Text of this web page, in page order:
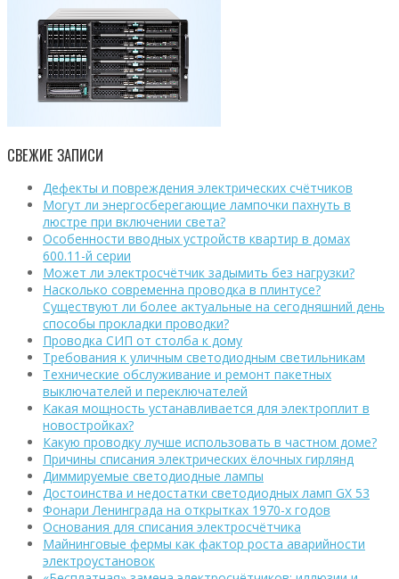
СВЕЖИЕ ЗАПИСИ
Дефекты и повреждения электрических счётчиков
Могут ли энергосберегающие лампочки пахнуть в
люстре при включении света?
Особенности вводных устройств квартир в домах
600.11-й серии
Может ли электросчётчик задымить без нагрузки?
Насколько современна проводка в плинтусе?
Существуют ли более актуальные на сегодняшний день
способы прокладки проводки?
Проводка СИП от столба к дому
Требования к уличным светодиодным светильникам
Технические обслуживание и ремонт пакетных
выключателей и переключателей
Какая мощность устанавливается для электроплит в
новостройках?
Какую проводку лучше использовать в частном доме?
Причины списания электрических ёлочных гирлянд
Диммируемые светодиодные лампы
Достоинства и недостатки светодиодных ламп GX 53
Фонари Ленинграда на открытках 1970-х годов
Основания для списания электросчётчика
Майнинговые фермы как фактор роста аварийности
электроустановок